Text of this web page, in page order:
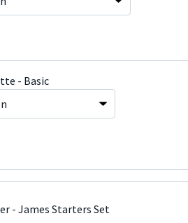
- Basic
- James Starters Set